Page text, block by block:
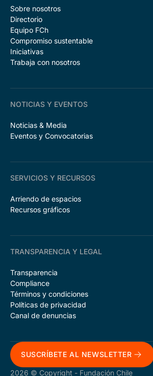
Sobre nosotros
Directorio
Equipo FCh
Compromiso sustentable
Iniciativas
Trabaja con nosotros
NOTICIAS Y EVENTOS
Noticias & Media
Eventos y Convocatorias
SERVICIOS Y RECURSOS
Arriendo de espacios
Recursos gráficos
TRANSPARENCIA Y LEGAL
Transparencia
Compliance
Términos y condiciones
Políticas de privacidad
Canal de denuncias
SUSCRÍBETE AL NEWSLETTER
2026 © Copyright - Fundación Chile